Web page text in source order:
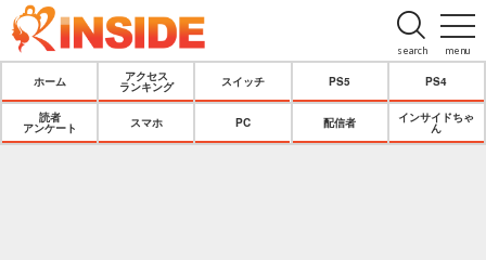
menu
search
ホーム
アクセス
ランキング
スイッチ PS5 PS4
読者
アンケート
スマホ PC 配信者
インサイドちゃ
ん